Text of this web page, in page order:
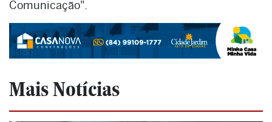
Comunicação".
Mais Notícias